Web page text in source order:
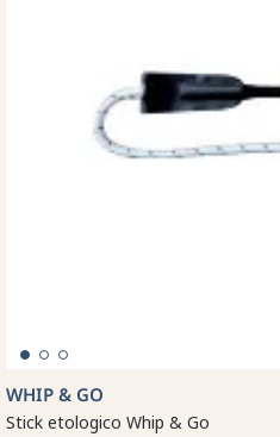
WHIP & GO
Stick etologico Whip & Go